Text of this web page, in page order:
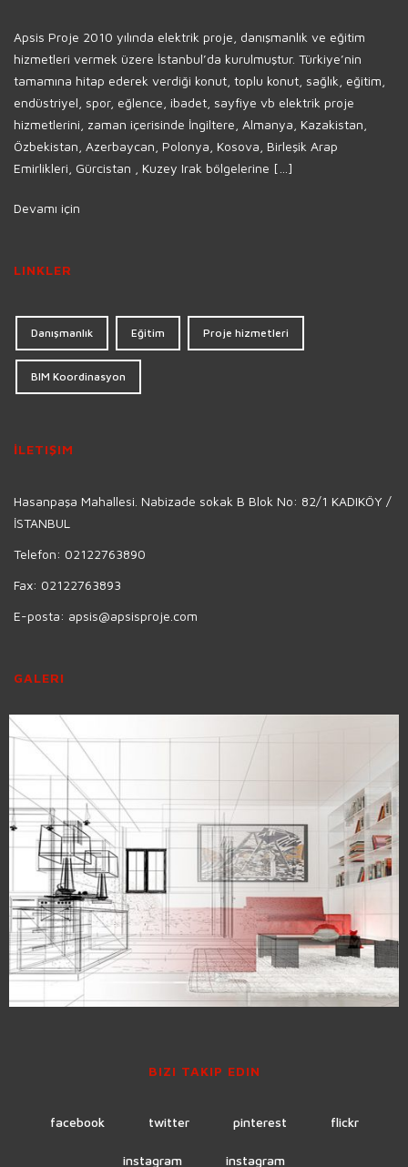
Apsis Proje 2010 yılında elektrik proje, danışmanlık ve eğitim
hizmetleri vermek üzere İstanbul’da kurulmuştur. Türkiye’nin
tamamına hitap ederek verdiği konut, toplu konut, sağlık, eğitim,
endüstriyel, spor, eğlence, ibadet, sayfiye vb elektrik proje
hizmetlerini, zaman içerisinde İngiltere, Almanya, Kazakistan,
Özbekistan, Azerbaycan, Polonya, Kosova, Birleşik Arap
Emirlikleri, Gürcistan , Kuzey Irak bölgelerine […]
Devamı için
LINKLER
Danışmanlık Eğitim Proje hizmetleri
BIM Koordinasyon
İLETIŞIM
Hasanpaşa Mahallesi. Nabizade sokak B Blok No: 82/1 KADIKÖY /
İSTANBUL
Telefon: 02122763890
Fax: 02122763893
E-posta: apsis@apsisproje.com
GALERI
BIZI TAKIP EDIN
facebook twitter pinterest flickr
instagram instagram